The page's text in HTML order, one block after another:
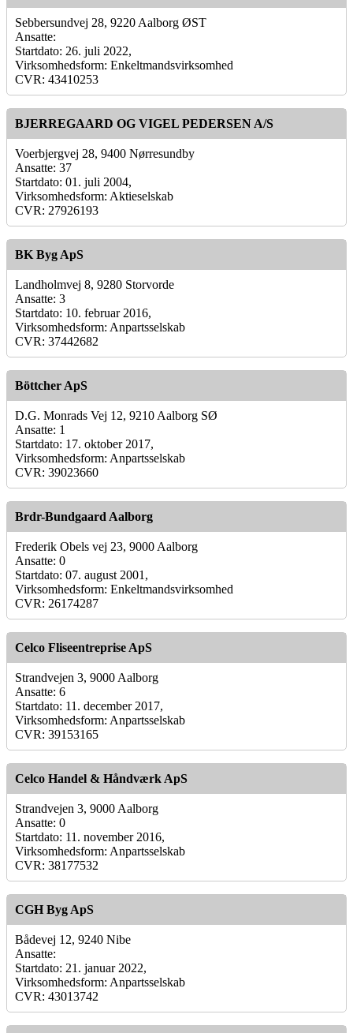
Sebbersundvej 28, 9220 Aalborg ØST
Ansatte:
Startdato: 26. juli 2022,
Virksomhedsform: Enkeltmandsvirksomhed
CVR: 43410253
BJERREGAARD OG VIGEL PEDERSEN A/S
Voerbjergvej 28, 9400 Nørresundby
Ansatte: 37
Startdato: 01. juli 2004,
Virksomhedsform: Aktieselskab
CVR: 27926193
BK Byg ApS
Landholmvej 8, 9280 Storvorde
Ansatte: 3
Startdato: 10. februar 2016,
Virksomhedsform: Anpartsselskab
CVR: 37442682
Böttcher ApS
D.G. Monrads Vej 12, 9210 Aalborg SØ
Ansatte: 1
Startdato: 17. oktober 2017,
Virksomhedsform: Anpartsselskab
CVR: 39023660
Brdr-Bundgaard Aalborg
Frederik Obels vej 23, 9000 Aalborg
Ansatte: 0
Startdato: 07. august 2001,
Virksomhedsform: Enkeltmandsvirksomhed
CVR: 26174287
Celco Fliseentreprise ApS
Strandvejen 3, 9000 Aalborg
Ansatte: 6
Startdato: 11. december 2017,
Virksomhedsform: Anpartsselskab
CVR: 39153165
Celco Handel & Håndværk ApS
Strandvejen 3, 9000 Aalborg
Ansatte: 0
Startdato: 11. november 2016,
Virksomhedsform: Anpartsselskab
CVR: 38177532
CGH Byg ApS
Bådevej 12, 9240 Nibe
Ansatte:
Startdato: 21. januar 2022,
Virksomhedsform: Anpartsselskab
CVR: 43013742